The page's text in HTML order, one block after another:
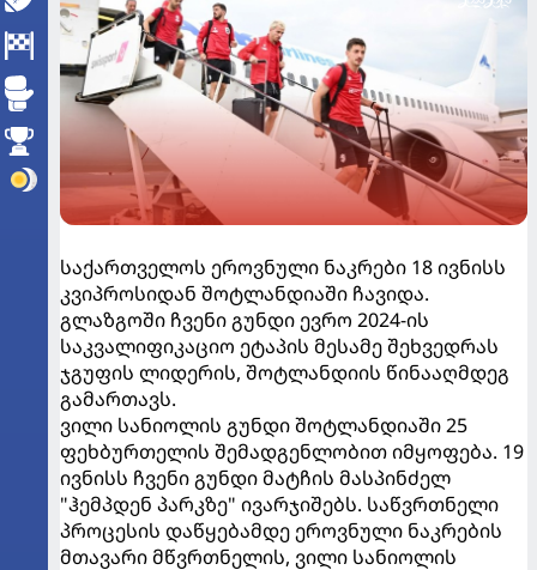
საქართველოს ეროვნული ნაკრები 18 ივნისს
კვიპროსიდან შოტლანდიაში ჩავიდა.
გლაზგოში ჩვენი გუნდი ევრო 2024-ის
საკვალიფიკაციო ეტაპის მესამე შეხვედრას
ჯგუფის ლიდერის, შოტლანდიის წინააღმდეგ
გამართავს.
ვილი სანიოლის გუნდი შოტლანდიაში 25
ფეხბურთელის შემადგენლობით იმყოფება. 19
ივნისს ჩვენი გუნდი მატჩის მასპინძელ
"ჰემპდენ პარკზე" ივარჯიშებს. საწვრთნელი
პროცესის დაწყებამდე ეროვნული ნაკრების
მთავარი მწვრთნელის, ვილი სანიოლის